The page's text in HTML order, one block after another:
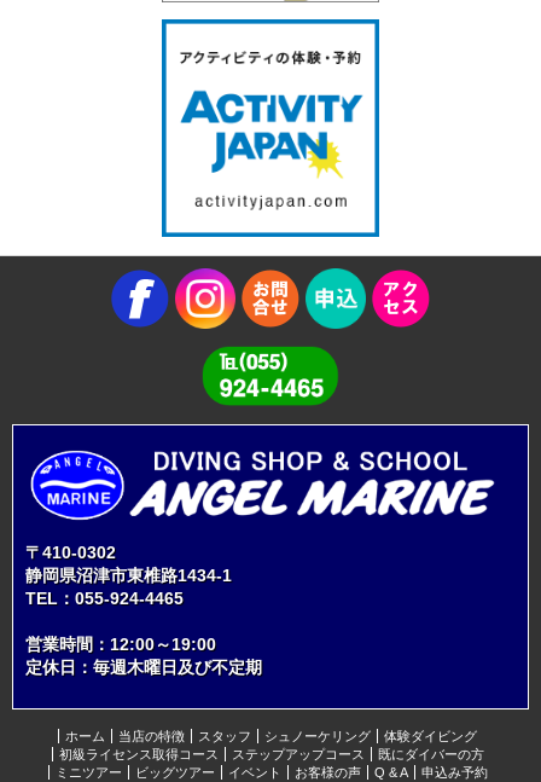
〒410-0302
静岡県沼津市東椎路1434-1
TEL： 055-924-4465
営業時間：12:00～19:00
定休日：毎週木曜日及び不定期
ホーム 当店の特徴 スタッフ シュノーケリング
体験ダイビング
初級ライセンス取得コース
ステップアップコース
既にダイバーの方
ミニツアー
ビッグツアー イベント お客様の声 Q & A 申込み予約